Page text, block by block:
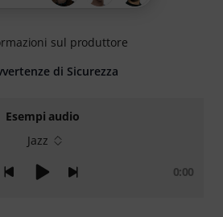
Esempi audio
Jazz
0:00
sul produttore
di Sicurezza